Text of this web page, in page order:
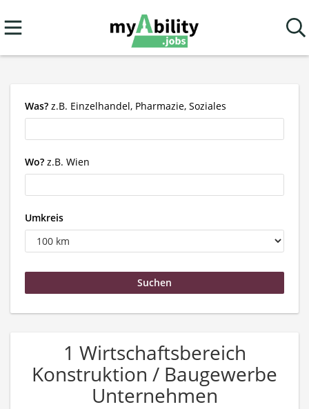
Was? z.B. Einzelhandel, Pharmazie, Soziales
Wo? z.B. Wien
Umkreis
1 Wirtschaftsbereich
Konstruktion / Baugewerbe
Unternehmen